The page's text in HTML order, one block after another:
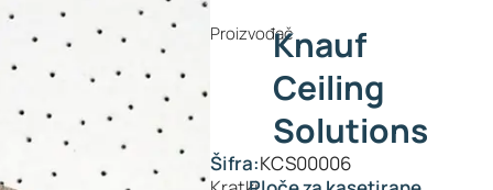
ProizvođačKnauf
Ceiling
Solutions
Šifra:KCS00006